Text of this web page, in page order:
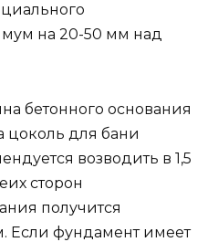
на 20-50 мм над
бетонного основания
цоколь для бани
возводить в 1,5
сторон
получится
Если фундамент имеет